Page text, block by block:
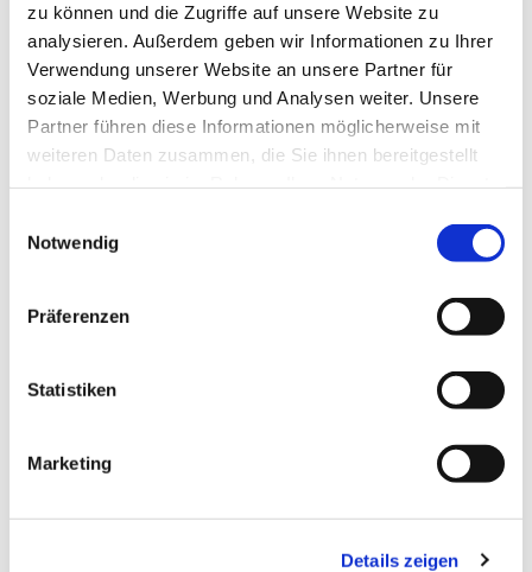
zu können und die Zugriffe auf unsere Website zu
analysieren. Außerdem geben wir Informationen zu Ihrer
Verwendung unserer Website an unsere Partner für
soziale Medien, Werbung und Analysen weiter. Unsere
Partner führen diese Informationen möglicherweise mit
weiteren Daten zusammen, die Sie ihnen bereitgestellt
Notwendig
Präferenzen
Statistiken
Marketing
Details zeigen
interessieren